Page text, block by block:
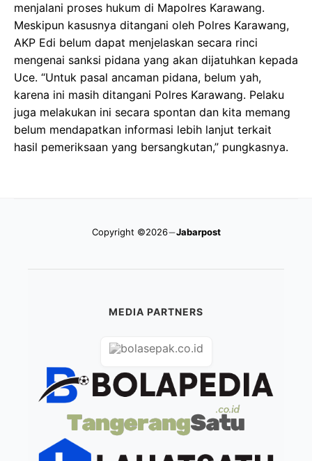
menjalani proses hukum di Mapolres Karawang.
Meskipun kasusnya ditangani oleh Polres Karawang,
AKP Edi belum dapat menjelaskan secara rinci
mengenai sanksi pidana yang akan dijatuhkan kepada
Uce. “Untuk pasal ancaman pidana, belum yah,
karena ini masih ditangani Polres Karawang. Pelaku
juga melakukan ini secara spontan dan kita memang
belum mendapatkan informasi lebih lanjut terkait
hasil pemeriksaan yang bersangkutan,” pungkasnya.
Copyright ©2026 Jabarpost
MEDIA PARTNERS